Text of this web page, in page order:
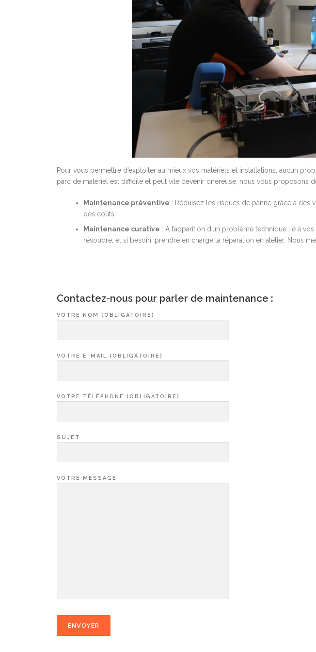
Pour vous permettre d’exploiter au mieux vos matériels et installations, aucun
parc de matériel est difficile et peut vite devenir onéreuse, nous vous proposons
Maintenance préventive : Réduisez les risques de panne grâce à des
des coûts
Maintenance curative : A l’apparition d’un problème technique lié à
résoudre, et si besoin, prendre en charge la réparation en atelier. Nous
Contactez-nous pour parler de maintenance :
VOTRE NOM (OBLIGATOIRE)
VOTRE E-MAIL (OBLIGATOIRE)
VOTRE TÉLÉPHONE (OBLIGATOIRE)
SUJET
VOTRE MESSAGE